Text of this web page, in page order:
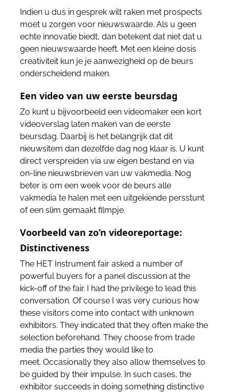
Indien u dus in gesprek wilt raken met prospects
moet u zorgen voor nieuwswaarde. Als u geen
echte innovatie biedt, dan betekent dat niet dat u
geen nieuwswaarde heeft. Met een kleine dosis
creativiteit kun je je aanwezigheid op de beurs
onderscheidend maken.
Een video van uw eerste beursdag
Zo kunt u bijvoorbeeld een videomaker een kort
videoverslag laten maken van de eerste
beursdag. Daarbij is het belangrijk dat dit
nieuwsitem dan dezelfde dag nog klaar is. U kunt
direct verspreiden via uw eigen bestand en via
on-line nieuwsbrieven van uw vakmedia. Nog
beter is om een week voor de beurs alle
vakmedia te halen met een uitgekiende persstunt
of een slim gemaakt filmpje.
Voorbeeld van zo’n videoreportage:
Distinctiveness
The HET Instrument fair asked a number of
powerful buyers for a panel discussion at the
kick-off of the fair. I had the privilege to lead this
conversation. Of course I was very curious how
these visitors come into contact with unknown
exhibitors. They indicated that they often make the
selection beforehand. They choose from trade
media the parties they would like to
meet. Occasionally they also allow themselves to
be guided by their impulse. In such cases, the
exhibitor succeeds in doing something distinctive